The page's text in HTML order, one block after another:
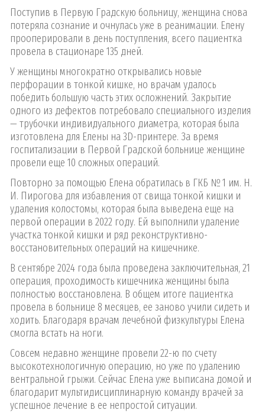
Поступив в Первую Градскую больницу, женщина снова
потеряла сознание и очнулась уже в реанимации. Елену
прооперировали в день поступления, всего пациентка
провела в стационаре 135 дней.
У женщины многократно открывались новые
перфорации в тонкой кишке, но врачам удалось
победить большую часть этих осложнений. Закрытие
одного из дефектов потребовало специального изделия
— трубочки индивидуального диаметра, которая была
изготовлена для Елены на 3D-принтере. За время
госпитализации в Первой Градской больнице женщине
провели еще 10 сложных операций.
Повторно за помощью Елена обратилась в ГКБ № 1 им. Н.
И. Пирогова для избавления от свища тонкой кишки и
удаления колостомы, которая была выведена еще на
первой операции в 2022 году. Ей выполнили удаление
участка тонкой кишки и ряд реконструктивно-
восстановительных операций на кишечнике.
В сентябре 2024 года была проведена заключительная, 21
операция, проходимость кишечника женщины была
полностью восстановлена. В общем итоге пациентка
провела в больнице 8 месяцев, ее заново учили сидеть и
ходить. Благодаря врачам лечебной физкультуры Елена
смогла встать на ноги.
Совсем недавно женщине провели 22-ю по счету
высокотехнологичную операцию, но уже по удалению
вентральной грыжи. Сейчас Елена уже выписана домой и
благодарит мультидисциплинарную команду врачей за
успешное лечение в ее непростой ситуации.